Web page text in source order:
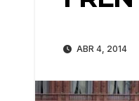
ABR 4, 2014